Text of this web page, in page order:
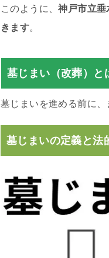
このように、神戸市立垂
きます。
墓じまい（改葬）と
墓じまいを進める前に、
墓じまいの定義と法